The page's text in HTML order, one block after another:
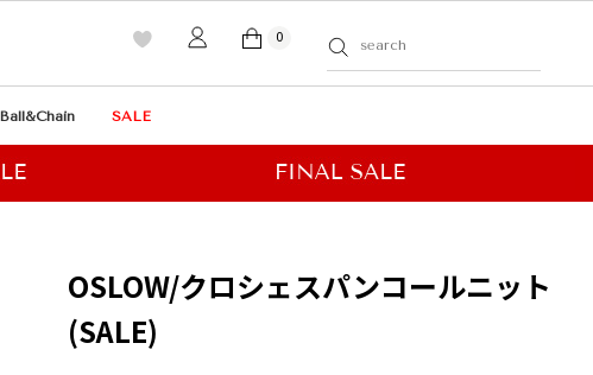
0
Ball&Chain SALE
OSLOW/クロシェスパンコールニット
(SALE)